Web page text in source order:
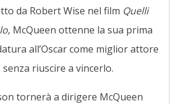
da Robert Wise nel film Quelli
, McQueen ottenne la sua prima
all’Oscar come miglior attore
riuscire a vincerlo.
tornerà a dirigere McQueen